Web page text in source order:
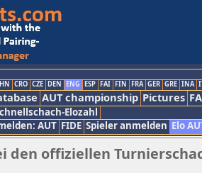
CRO CZE DEN ENG ESP FAI FIN FRA GER GRE INA
AUT championship Pictures
Elozahl
AUT FIDE Spieler anmelden Elo
den offiziellen